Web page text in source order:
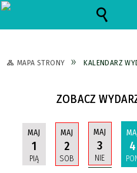
MAPA STRONY KALENDARZ
ZOBACZ
MAJ
1
PIĄ
MAJ
2
SOB
MAJ
3
NIE
4